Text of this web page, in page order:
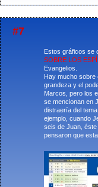
#7
Estos gráficos se
SOBRE LOS
Evangelios.
Hay mucho sobre
grandeza y el
Marcos, pero los
se mencionan en
distraería del
ejemplo, cuando
seis de Juan,
pensaron que